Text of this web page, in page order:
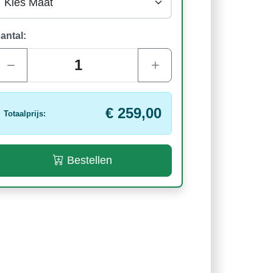
Totaalprijs: € 259,00
Bestellen